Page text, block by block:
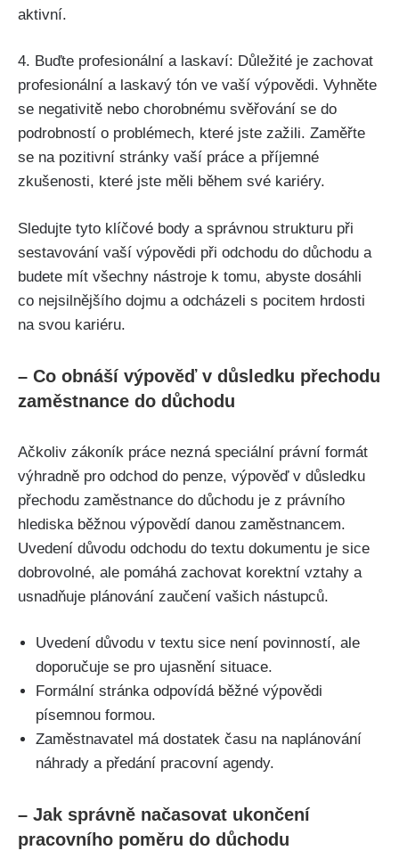
aktivní.
4.‌ Buďte profesionální a‍ laskaví: Důležité je zachovat
⁢profesionální a laskavý tón ve ‌vaší ⁢výpovědi. Vyhněte
se negativitě nebo chorobnému​ svěřování se do
podrobností o ⁢problémech, které jste zažili. Zaměřte⁤
se ​na pozitivní stránky vaší práce⁢ a příjemné
zkušenosti, které jste měli během své kariéry.
Sledujte tyto klíčové body a správnou strukturu při
sestavování⁢ vaší výpovědi při ​odchodu do důchodu a
budete ⁤mít všechny nástroje k tomu, abyste dosáhli
co nejsilnějšího dojmu a odcházeli s pocitem‌ hrdosti​
na svou kariéru.
– Co obnáší výpověď v důsledku přechodu
zaměstnance do důchodu
Ačkoliv zákoník práce nezná speciální právní formát
výhradně pro odchod do penze, výpověď v důsledku
přechodu zaměstnance do důchodu je z právního
hlediska běžnou výpovědí danou zaměstnancem.
Uvedení důvodu odchodu do textu dokumentu je sice
dobrovolné, ale pomáhá zachovat korektní vztahy a
usnadňuje plánování zaučení vašich nástupců.
Uvedení důvodu v textu sice není povinností, ale
doporučuje se pro ujasnění situace.
Formální stránka odpovídá běžné výpovědi
písemnou formou.
Zaměstnavatel má dostatek času na naplánování
náhrady a předání pracovní agendy.
– Jak správně načasovat ukončení
pracovního poměru do důchodu